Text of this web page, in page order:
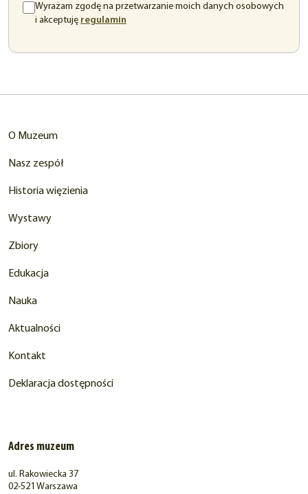
Wyrażam zgodę na przetwarzanie moich danych osobowych
i akceptuję regulamin
O Muzeum
Nasz zespół
Historia więzienia
Wystawy
Zbiory
Edukacja
Nauka
Aktualności
Kontakt
Deklaracja dostępności
Adres muzeum
ul. Rakowiecka 37
02-521 Warszawa